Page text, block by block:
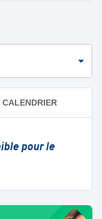
CALENDRIER
pour le